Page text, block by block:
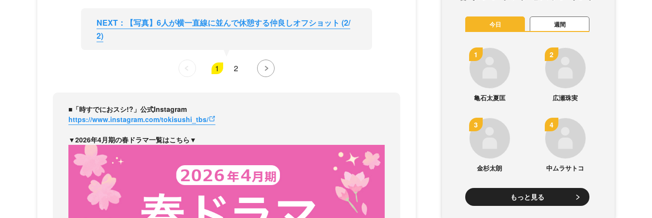
NEXT：【写真】6人が横一直線に並んで休憩する仲良しオフショット (2/
2)
1 2
■「時すでにおスシ!?」公式Instagram
https://www.instagram.com/tokisushi_tbs/
▼2026年4月期の春ドラマ一覧はこちら▼
今日 週間
亀石太夏匡 広瀬珠実
金杉太朗 中ムラサトコ
もっと見る